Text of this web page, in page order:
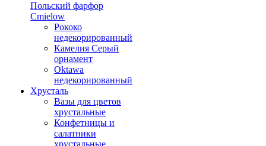
Польский фарфор
Сmielow
Рококо
недекорированный
Камелия Серый
орнамент
Oktawa
недекорированный
Хрусталь
Вазы для цветов
хрустальные
Конфетницы и
салатники
хрустальные